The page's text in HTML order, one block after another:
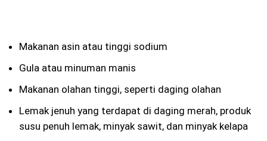
Makanan asin atau tinggi sodium
Gula atau minuman manis
Makanan olahan tinggi, seperti daging olahan
Lemak jenuh yang terdapat di daging merah, produk
susu penuh lemak, minyak sawit, dan minyak kelapa